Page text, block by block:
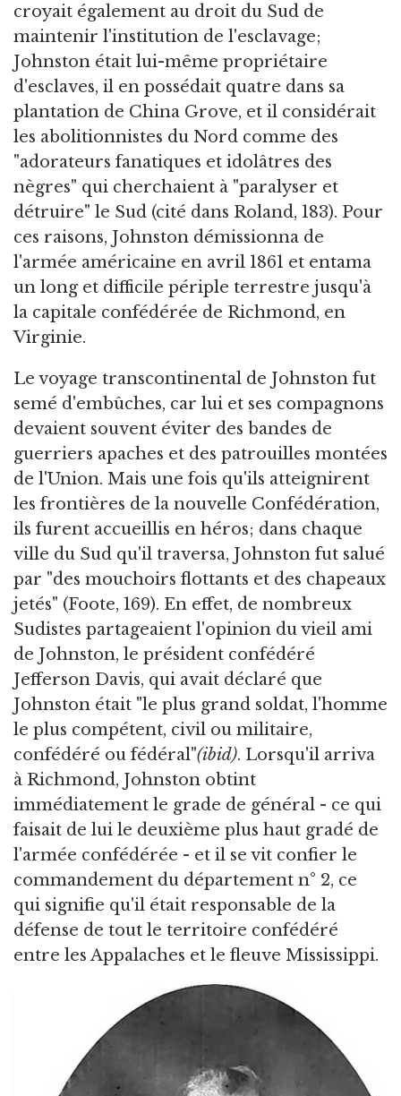
croyait également au droit du Sud de
maintenir l'institution de l'esclavage;
Johnston était lui-même propriétaire
d'esclaves, il en possédait quatre dans sa
plantation de China Grove, et il considérait
les abolitionnistes du Nord comme des
"adorateurs fanatiques et idolâtres des
nègres" qui cherchaient à "paralyser et
détruire" le Sud (cité dans Roland, 183). Pour
ces raisons, Johnston démissionna de
l'armée américaine en avril 1861 et entama
un long et difficile périple terrestre jusqu'à
la capitale confédérée de Richmond, en
Virginie.
Le voyage transcontinental de Johnston fut
semé d'embûches, car lui et ses compagnons
devaient souvent éviter des bandes de
guerriers apaches et des patrouilles montées
de l'Union. Mais une fois qu'ils atteignirent
les frontières de la nouvelle Confédération,
ils furent accueillis en héros; dans chaque
ville du Sud qu'il traversa, Johnston fut salué
par "des mouchoirs flottants et des chapeaux
jetés" (Foote, 169). En effet, de nombreux
Sudistes partageaient l'opinion du vieil ami
de Johnston, le président confédéré
Jefferson Davis, qui avait déclaré que
Johnston était "le plus grand soldat, l'homme
le plus compétent, civil ou militaire,
confédéré ou fédéral"(ibid). Lorsqu'il arriva
à Richmond, Johnston obtint
immédiatement le grade de général - ce qui
faisait de lui le deuxième plus haut gradé de
l'armée confédérée - et il se vit confier le
commandement du département n° 2, ce
qui signifie qu'il était responsable de la
défense de tout le territoire confédéré
entre les Appalaches et le fleuve Mississippi.